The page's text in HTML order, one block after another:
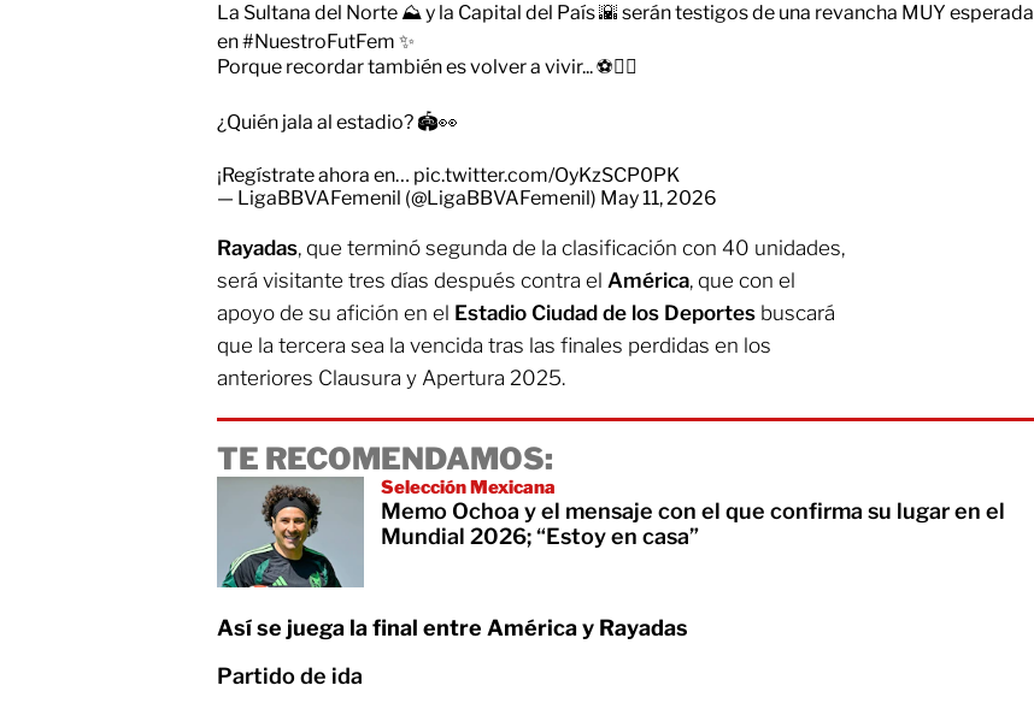
La Sultana del Norte ⛰️ y la Capital del País 🌇 serán testigos de una revancha MUY esperada
en#NuestroFutFem ✨
Porque recordar también es volver a vivir... ⚽😮‍💨
¿Quién jala al estadio? 🏟️👀
¡Regístrate ahora en… pic.twitter.com/OyKzSCP0PK
— LigaBBVAFemenil (@LigaBBVAFemenil) May 11, 2026
Rayadas, que terminó segunda de la clasificación con 40 unidades,
será visitante tres días después contra el América, que con el
apoyo de su afición en el Estadio Ciudad de los Deportes buscará
que la tercera sea la vencida tras las finales perdidas en los
anteriores Clausura y Apertura 2025.
TE RECOMENDAMOS:
Selección Mexicana
Memo Ochoa y el mensaje con el que confirma su lugar en el
Mundial 2026; “Estoy en casa”
Así se juega la final entre América y Rayadas
Partido de ida